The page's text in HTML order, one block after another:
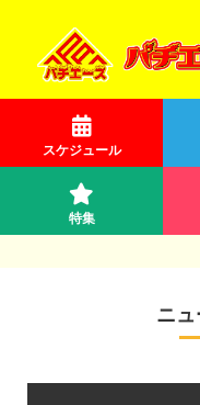
スケジュール
特集
ニ